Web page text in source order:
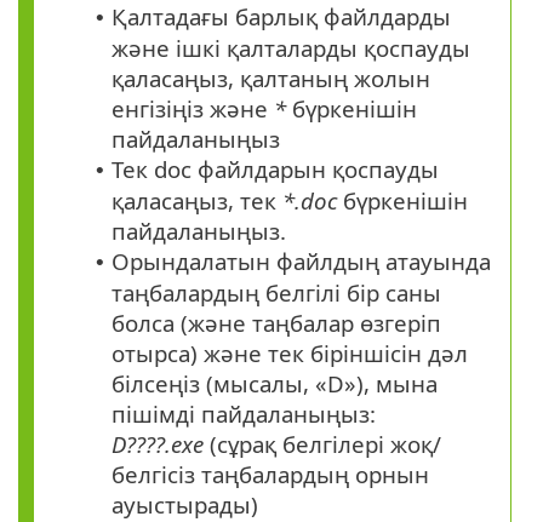
• Қалтадағы барлық файлдарды
және ішкі қалталарды қоспауды
қаласаңыз, қалтаның жолын
енгізіңіз және *бүркенішін
пайдаланыңыз
• Тек doc файлдарын қоспауды
қаласаңыз, тек *.docбүркенішін
пайдаланыңыз.
• Орындалатын файлдың атауында
таңбалардың белгілі бір саны
болса (және таңбалар өзгеріп
отырса) және тек біріншісін дәл
білсеңіз (мысалы, «D»), мына
пішімді пайдаланыңыз:
D????.exe (сұрақ белгілері жоқ/
белгісіз таңбалардың орнын
ауыстырады)